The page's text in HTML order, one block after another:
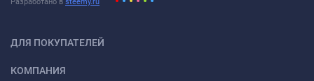
ДЛЯ ПОКУПАТЕЛЕЙ
КОМПАНИЯ